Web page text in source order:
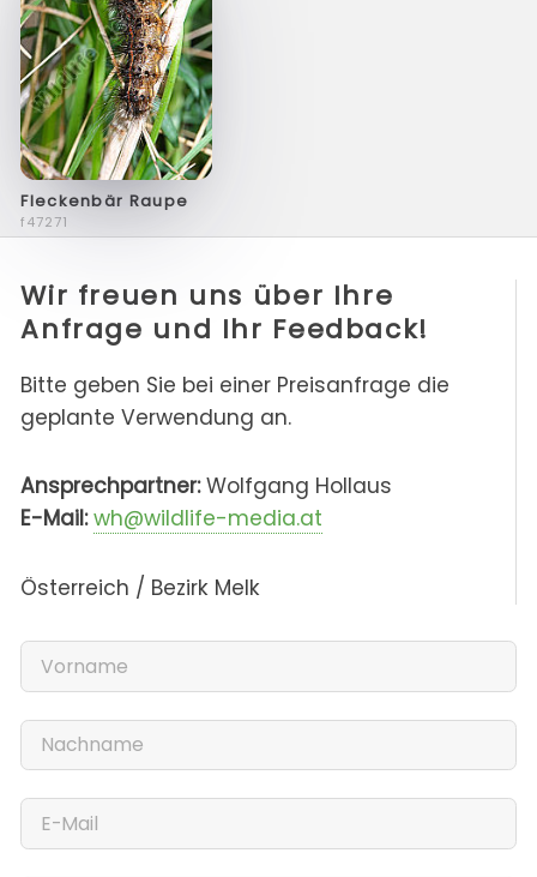
Fleckenbär Raupe
f47271
Wir freuen uns über Ihre
Anfrage und Ihr Feedback!
Bitte geben Sie bei einer Preisanfrage die
geplante Verwendung an.
Ansprechpartner:Wolfgang Hollaus
E-Mail: wh@wildlife-media.at
Österreich / Bezirk Melk